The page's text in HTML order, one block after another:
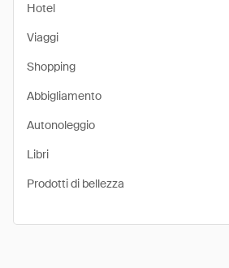
Hotel
Viaggi
Shopping
Abbigliamento
Autonoleggio
Libri
Prodotti di bellezza